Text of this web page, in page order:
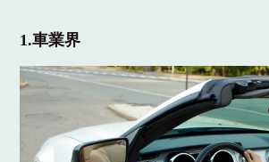
1.車業界